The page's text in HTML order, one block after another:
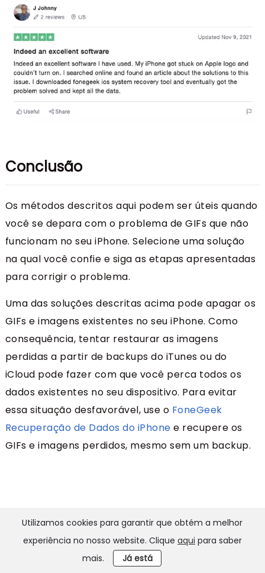
Utilizamos cookies para garantir que obtém a melhor
experiência no nosso website. Clique aqui para saber
mais.
Já está
Conclusão
Os métodos descritos aqui podem ser úteis quando
você se depara com o problema de GIFs que não
funcionam no seu iPhone. Selecione uma solução
na qual você confie e siga as etapas apresentadas
para corrigir o problema.
Uma das soluções descritas acima pode apagar os
GIFs e imagens existentes no seu iPhone. Como
consequência, tentar restaurar as imagens
perdidas a partir de backups do iTunes ou do
iCloud pode fazer com que você perca todos os
dados existentes no seu dispositivo. Para evitar
essa situação desfavorável, use o FoneGeek
Recuperação de Dados do iPhone e recupere os
GIFs e imagens perdidos, mesmo sem um backup.
Artigos Relacionados: